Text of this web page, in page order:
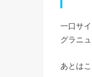
一口サ
グラニ
あとは